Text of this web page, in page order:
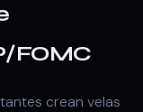
FOMC
crean velas